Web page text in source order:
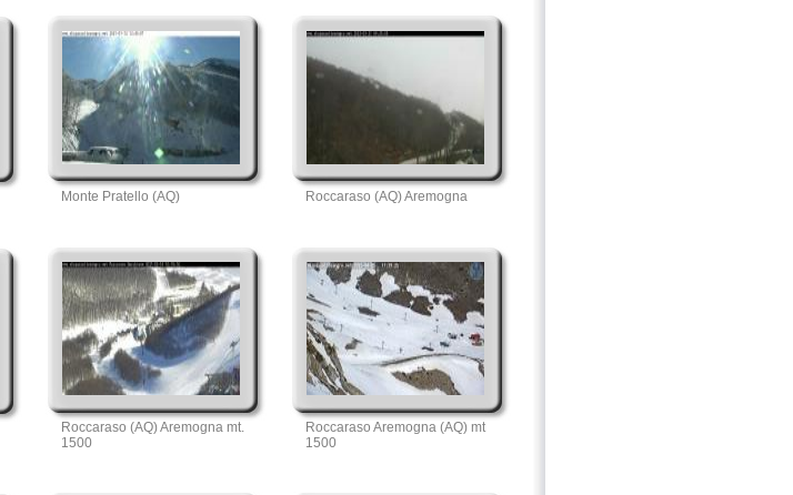
Monte Pratello (AQ) Roccaraso (AQ) Aremogna
Roccaraso (AQ) Aremogna mt.
1500
Roccaraso Aremogna (AQ) mt
1500